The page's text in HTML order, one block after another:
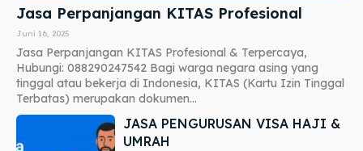
Jasa Perpanjangan KITAS Profesional
Juni 16, 2025
Jasa Perpanjangan KITAS Profesional & Terpercaya,
Hubungi: 088290247542 Bagi warga negara asing yang
tinggal atau bekerja di Indonesia, KITAS (Kartu Izin Tinggal
Terbatas) merupakan dokumen...
JASA PENGURUSAN VISA HAJI &
UMRAH